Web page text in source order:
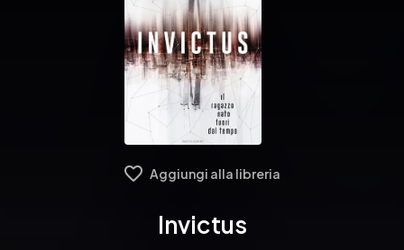
Aggiungi alla libreria
Invictus